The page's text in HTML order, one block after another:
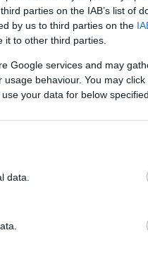
parties on the IAB’s list of
by us to third parties on the
it to other third parties.
Google services and may
behaviour. You may
your data for below
data.
per solo
partita
combattuto